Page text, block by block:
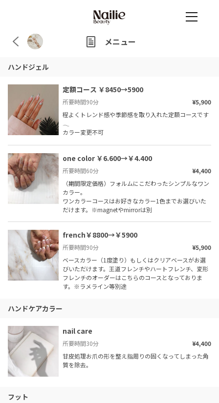
メニュー
ハンドジェル
定額コース ￥8450→5900
所要時間90分
¥5,900
程よくトレンド感や季節感を取り入れた定額コースです
𓂃
カラー変更不可
one color ￥6.600→￥4.400
所要時間60分
¥4,400
（期間限定価格）フォルムにこだわったシンプルなワン
カラー。
ワンカラーコースはお好きなカラー1色までお選びいた
だけます。※magnetやmirrorは別
french￥8800→￥5900
所要時間90分
¥5,900
ベースカラー（1度塗り）もしくはクリアベースがお選
びいただけます。王道フレンチやハートフレンチ、変形
フレンチのオーダーはこちらのコースとなっておりま
す。※ラメライン等別途
ハンドケアカラー
nail care
所要時間30分
¥4,400
甘皮処理お爪の形を整え指周りの固くなってしまった角
質を除去。
フット